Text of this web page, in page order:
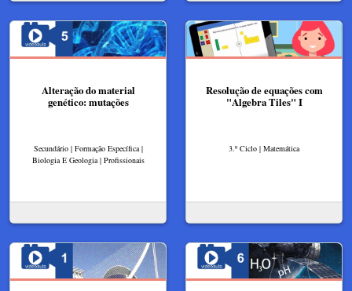
Alteração do material
genético: mutações
Secundário | Formação Específica |
Biologia E Geologia | Profissionais
Resolução de equações com
"Algebra Tiles"​ I
3.º Ciclo | Matemática